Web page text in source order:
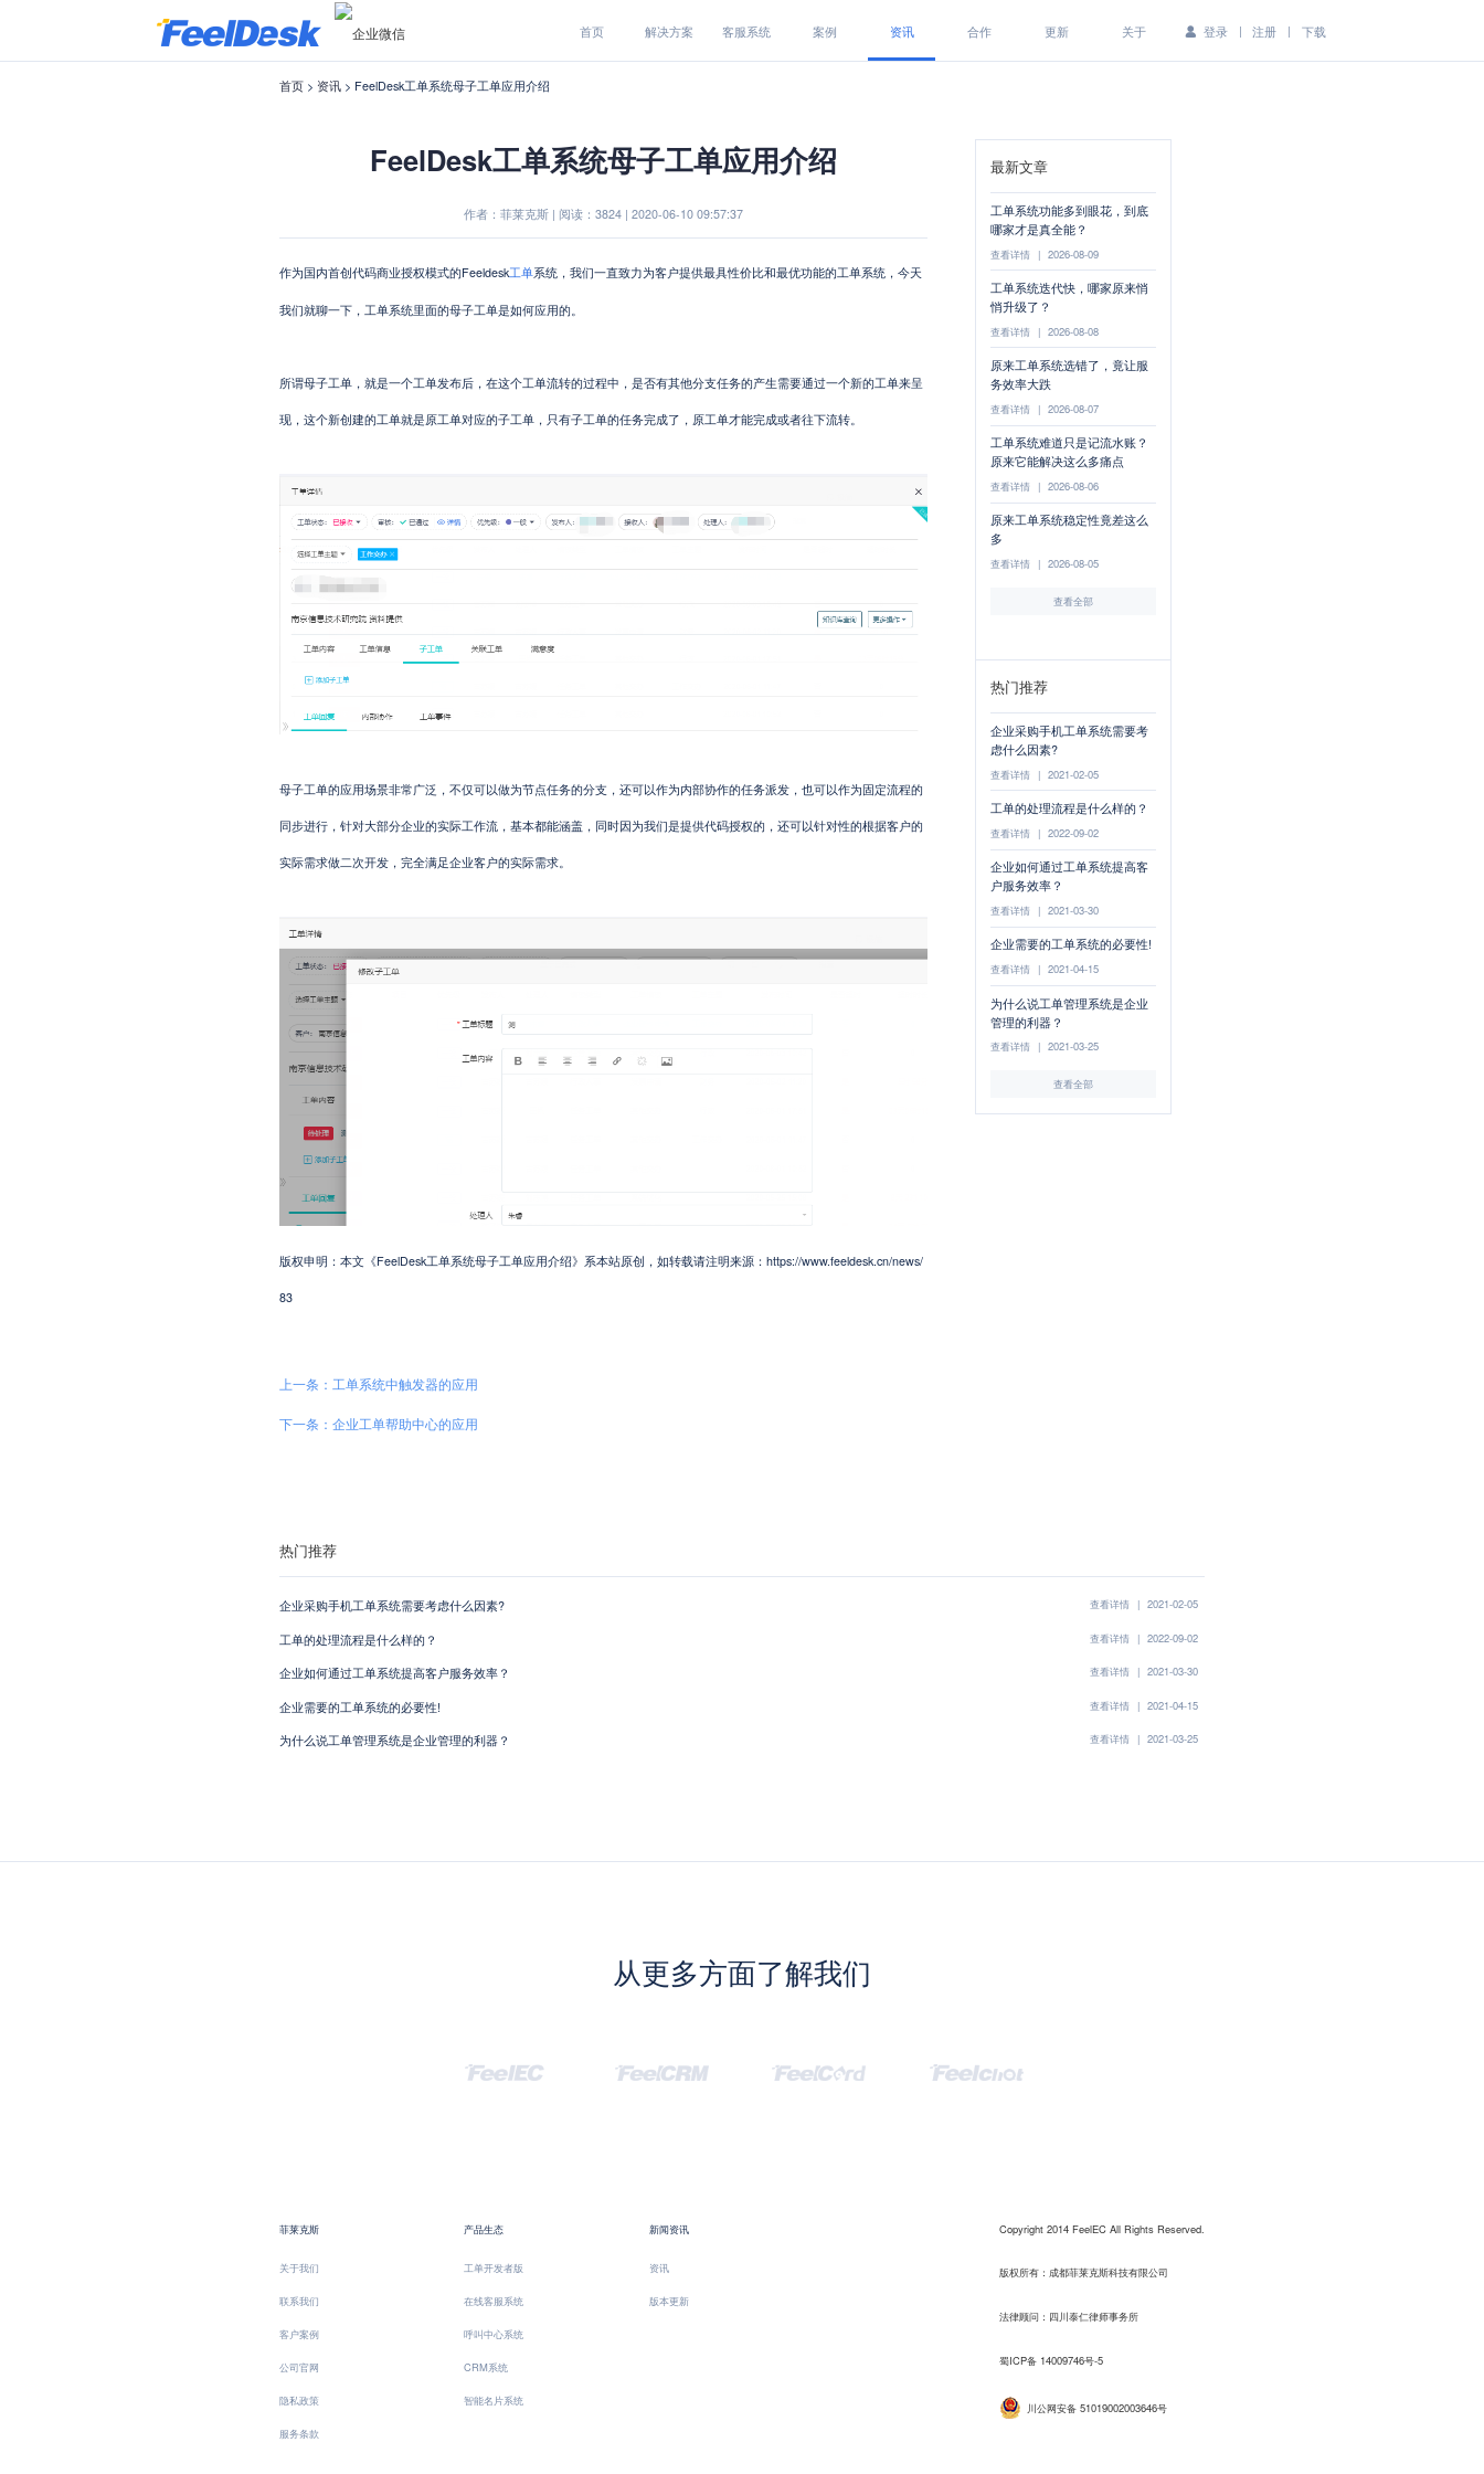
首页 解决方案 客服系统 案例 资讯 合作 更新 关于 登录 | 注册 | 下载
首页> 资讯> FeelDesk工单系统母子工单应用介绍
FeelDesk工单系统母子工单应用介绍
作者：菲莱克斯 | 阅读：3824 | 2020-06-10 09:57:37
作为国内首创代码商业授权模式的Feeldesk工单系统，我们一直致力为客户提供最具性价比和最优功能的工单系统，今天
我们就聊一下，工单系统里面的母子工单是如何应用的。
所谓母子工单，就是一个工单发布后，在这个工单流转的过程中，是否有其他分支任务的产生需要通过一个新的工单来呈
现，这个新创建的工单就是原工单对应的子工单，只有子工单的任务完成了，原工单才能完成或者往下流转。
母子工单的应用场景非常广泛，不仅可以做为节点任务的分支，还可以作为内部协作的任务派发，也可以作为固定流程的
同步进行，针对大部分企业的实际工作流，基本都能涵盖，同时因为我们是提供代码授权的，还可以针对性的根据客户的
实际需求做二次开发，完全满足企业客户的实际需求。
版权申明：本文《FeelDesk工单系统母子工单应用介绍》系本站原创，如转载请注明来源：https://www.feeldesk.cn/news/
83
最新文章
工单系统功能多到眼花，到底
哪家才是真全能？
查看详情 | 2026-08-09
工单系统迭代快，哪家原来悄
悄升级了？
查看详情 | 2026-08-08
原来工单系统选错了，竟让服
务效率大跌
查看详情 | 2026-08-07
工单系统难道只是记流水账？
原来它能解决这么多痛点
查看详情 | 2026-08-06
原来工单系统稳定性竟差这么
多
查看详情 | 2026-08-05
查看全部
热门推荐
企业采购手机工单系统需要考
虑什么因素?
查看详情 | 2021-02-05
工单的处理流程是什么样的？
查看详情 | 2022-09-02
企业如何通过工单系统提高客
户服务效率？
查看详情 | 2021-03-30
企业需要的工单系统的必要性!
查看详情 | 2021-04-15
为什么说工单管理系统是企业
管理的利器？
查看详情 | 2021-03-25
查看全部
上一条：工单系统中触发器的应用
下一条：企业工单帮助中心的应用
热门推荐
企业采购手机工单系统需要考虑什么因素? 查看详情 | 2021-02-05
工单的处理流程是什么样的？ 查看详情 | 2022-09-02
企业如何通过工单系统提高客户服务效率？ 查看详情 | 2021-03-30
企业需要的工单系统的必要性! 查看详情 | 2021-04-15
为什么说工单管理系统是企业管理的利器？ 查看详情 | 2021-03-25
从更多方面了解我们
菲莱克斯
关于我们
联系我们
客户案例
公司官网
隐私政策
服务条款
产品生态
工单开发者版
在线客服系统
呼叫中心系统
CRM系统
智能名片系统
新闻资讯
资讯
版本更新
Copyright 2014 FeelEC All Rights Reserved.
版权所有：成都菲莱克斯科技有限公司
法律顾问：四川泰仁律师事务所
蜀ICP备 14009746号-5
川公网安备 51019002003646号